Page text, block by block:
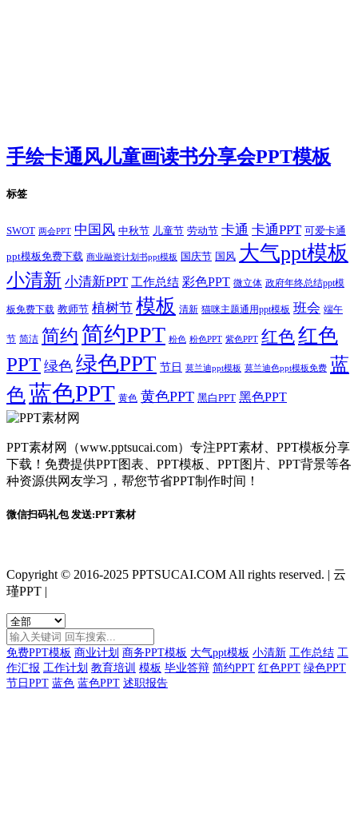
手绘卡通风儿童画读书分享会PPT模板
标签
SWOT 两会PPT 中国风 中秋节 儿童节 劳动节 卡通 卡通PPT 可爱卡通
ppt模板免费下载 商业融资计划书ppt模板 国庆节 国风 大气ppt模板
小清新 小清新PPT 工作总结 彩色PPT 微立体 政府年终总结ppt模
板免费下载 教师节 植树节 模板 清新 猫咪主题通用ppt模板 班会 端午
节 简洁 简约 简约PPT 粉色 粉色PPT 紫色PPT 红色红色
PPT 绿色 绿色PPT 节日 莫兰迪ppt模板 莫兰迪色ppt模板免费 蓝
色蓝色PPT 黄色 黄色PPT 黑白PPT 黑色PPT
PPT素材网（www.pptsucai.com）专注PPT素材、PPT模板分享
下载！免费提供PPT图表、PPT模板、PPT图片、PPT背景等各
种资源供网友学习，帮您节省PPT制作时间！
微信扫码礼包 发送:PPT素材
Copyright © 2016-2025 PPTSUCAI.COM All rights reserved. | 云
瑾PPT |
免费PPT模板 商业计划 商务PPT模板 大气ppt模板 小清新 工作总结 工
作汇报 工作计划 教育培训 模板 毕业答辩 简约PPT 红色PPT 绿色PPT
节日PPT 蓝色 蓝色PPT 述职报告